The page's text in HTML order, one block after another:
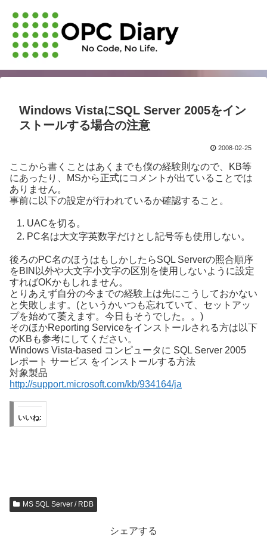
Windows VistaにSQL Server 2005をイン
ストールする場合の注意
2008-02-25
ここから書くことはあくまでも僕の経験則なので、KB等
にあったり、MSから正式にコメントが出ていることでは
ありません。
事前に以下の設定が行われているか確認すること。
UACを切る。
PC名は大文字英数字だけとし記号等も使用しない。
後ろのPC名のほうはもしかしたらSQL Serverの照合順序
をBIN以外や大文字小文字の区別を使用しないように設定
すればOKかもしれません。
とりあえず自分の今までの経験上は先にこうしておかない
と失敗します。(というかいつも忘れていて、セットアッ
プを始めて萎えます。今日もそうでした。。)
そのほかReporting Serviceをインストールされる方は以下
のKBも参考にしてください。
Windows Vista-based コンピュータに SQL Server 2005
レポート サービス をインストールする方法
対象製品
http://support.microsoft.com/kb/934164/ja
いいね:
MS SQL Server / RDB
シェアする